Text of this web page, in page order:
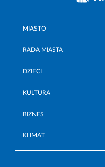
MIASTO
RADA MIASTA
DZIECI
KULTURA
BIZNES
KLIMAT